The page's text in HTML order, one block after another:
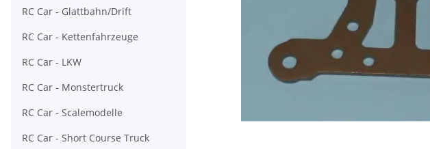
RC Car - Glattbahn/Drift
RC Car - Kettenfahrzeuge
RC Car - LKW
RC Car - Monstertruck
RC Car - Scalemodelle
RC Car - Short Course Truck